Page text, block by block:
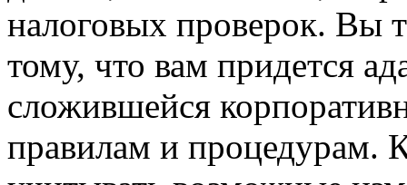
налоговых проверок. Вы
тому, что вам придется
сложившейся
правилам и процедурам.